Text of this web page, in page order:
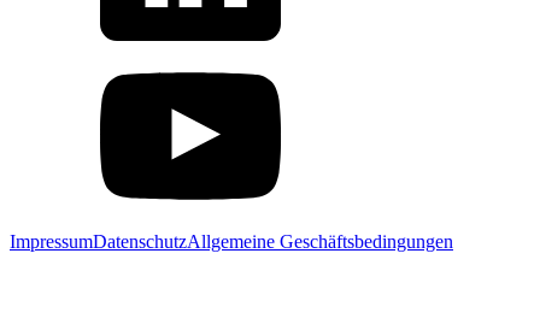
ImpressumDatenschutzAllgemeine Geschäftsbedingungen